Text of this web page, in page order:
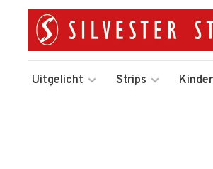
Uitgelicht Strips